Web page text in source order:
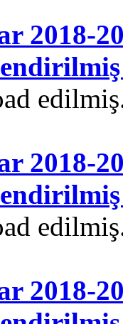
2018-
2018-
2018-